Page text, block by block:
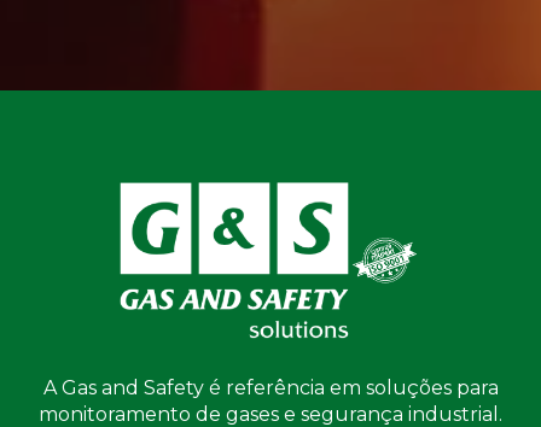
A Gas and Safety é referência em soluções para
monitoramento de gases e segurança industrial.